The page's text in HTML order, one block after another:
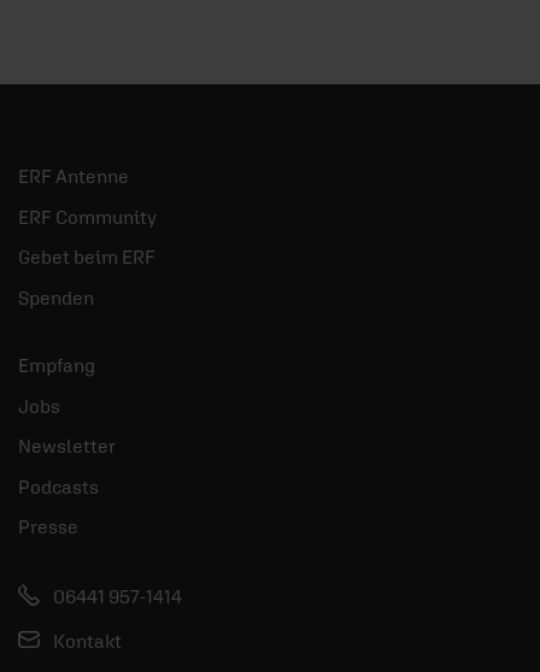
ERF Antenne
ERF Community
Gebet beim ERF
Spenden
Empfang
Jobs
Newsletter
Podcasts
Presse
06441 957-1414
Kontakt